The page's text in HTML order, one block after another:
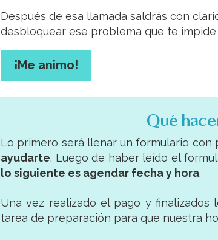
Después de esa llamada saldrás con
desbloquear ese problema que te impide
¡Me animo!
Qué
Lo primero será llenar un formulario
ayudarte. Luego de haber leído el
lo siguiente es agendar fecha y hora.
Una vez realizado el pago y
tarea de preparación para que nuestra